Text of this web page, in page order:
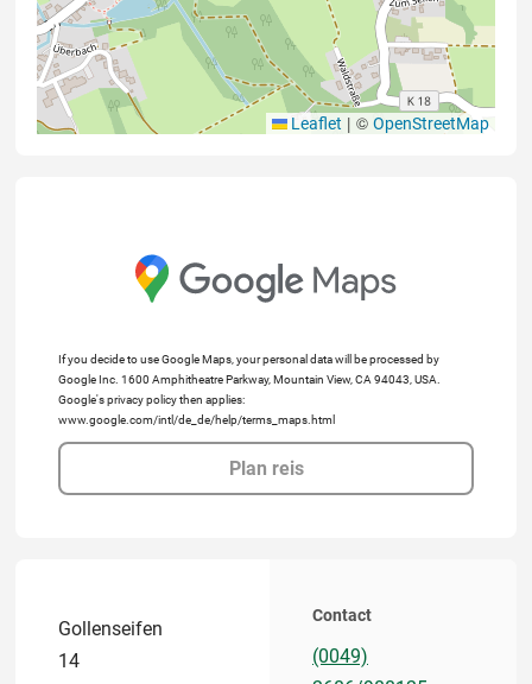
Leaflet | © OpenStreetMap
If you decide to use Google Maps, your personal data will be processed by
Google Inc. 1600 Amphitheatre Parkway, Mountain View, CA 94043, USA.
Google's privacy policy then applies:
www.google.com/intl/de_de/help/terms_maps.html
Plan reis
Gollenseifen
14
Contact
(0049)